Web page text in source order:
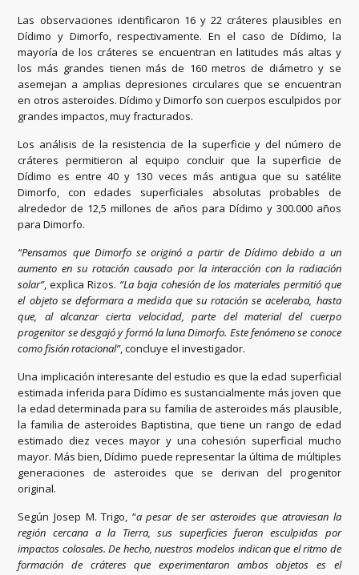
Las observaciones identificaron 16 y 22 cráteres plausibles en
Dídimo y Dimorfo, respectivamente. En el caso de Dídimo, la
mayoría de los cráteres se encuentran en latitudes más altas y
los más grandes tienen más de 160 metros de diámetro y se
asemejan a amplias depresiones circulares que se encuentran
en otros asteroides. Dídimo y Dimorfo son cuerpos esculpidos por
grandes impactos, muy fracturados.
Los análisis de la resistencia de la superficie y del número de
cráteres permitieron al equipo concluir que la superficie de
Dídimo es entre 40 y 130 veces más antigua que su satélite
Dimorfo, con edades superficiales absolutas probables de
alrededor de 12,5 millones de años para Dídimo y 300.000 años
para Dimorfo.
“Pensamos que Dimorfo se originó a partir de Dídimo debido a un
aumento en su rotación causado por la interacción con la radiación
solar”, explica Rizos. “La baja cohesión de los materiales permitió que
el objeto se deformara a medida que su rotación se aceleraba, hasta
que, al alcanzar cierta velocidad, parte del material del cuerpo
progenitor se desgajó y formó la luna Dimorfo. Este fenómeno se conoce
como fisión rotacional”, concluye el investigador.
Una implicación interesante del estudio es que la edad superficial
estimada inferida para Dídimo es sustancialmente más joven que
la edad determinada para su familia de asteroides más plausible,
la familia de asteroides Baptistina, que tiene un rango de edad
estimado diez veces mayor y una cohesión superficial mucho
mayor. Más bien, Dídimo puede representar la última de múltiples
generaciones de asteroides que se derivan del progenitor
original.
Según Josep M. Trigo, “a pesar de ser asteroides que atraviesan la
región cercana a la Tierra, sus superficies fueron esculpidas por
impactos colosales. De hecho, nuestros modelos indican que el ritmo de
formación de cráteres que experimentaron ambos objetos es el